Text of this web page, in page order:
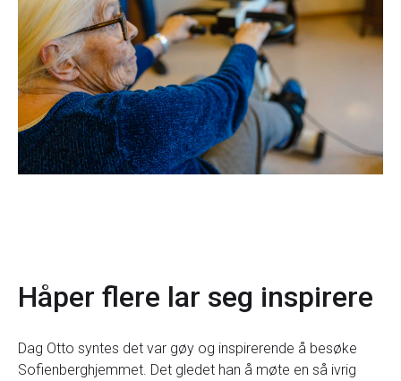
Håper flere lar seg inspirere
Dag Otto syntes det var gøy og inspirerende å besøke
Sofienberghjemmet. Det gledet han å møte en så ivrig